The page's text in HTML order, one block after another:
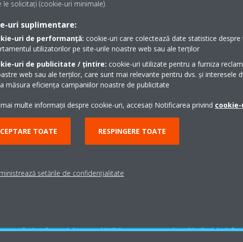
Documentaţie
Sorry, we could not find any documents.
Ai nevoie de suport?
le solicitați (cookie-uri minimale).
uri suplimentare:
uri de performanță: cookie-uri care colectează date statistice despre
utilizatorilor pe site-urile noastre web sau ale terților
uri de publicitate / țintire: cookie-uri utilizate pentru a furniza
web sau ale terților, care sunt mai relevante pentru dvs. și interesele
măsura eficiența campaniilor noastre de publicitate
multe informații despre cookie-uri, accesați Notificarea privind
TOATE RESPINGERE TOATE
setările de confidențialitate